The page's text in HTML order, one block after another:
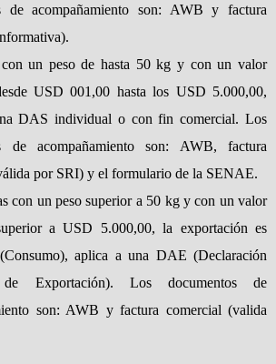
de acompañamiento son: AWB y factura
con un peso de hasta 50 kg y con un valor
USD 001,00 hasta los USD 5.000,00,
DAS individual o con fin comercial. Los
de acompañamiento son: AWB, factura
por SRI) y el formulario de la SENAE.
con un peso superior a 50 kg y con un valor
a USD 5.000,00, la exportación es
aplica a una DAE (Declaración
de Exportación). Los documentos de
son: AWB y factura comercial (valida